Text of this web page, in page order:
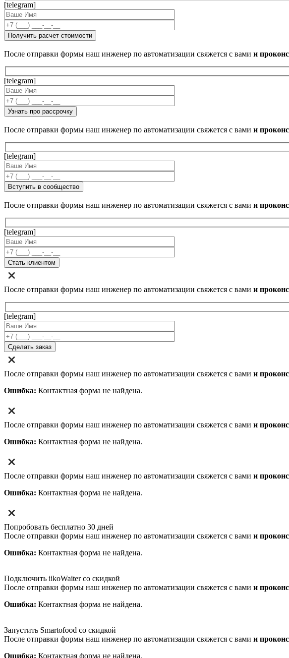
[telegram]
После отправки формы наш инженер по автоматизации свяжется с вами и
[telegram]
После отправки формы наш инженер по автоматизации свяжется с вами и
[telegram]
После отправки формы наш инженер по автоматизации свяжется с вами и
[telegram]
После отправки формы наш инженер по автоматизации свяжется с вами и
[telegram]
После отправки формы наш инженер по автоматизации свяжется с вами и
Ошибка: Контактная форма не найдена.
После отправки формы наш инженер по автоматизации свяжется с вами и
Ошибка: Контактная форма не найдена.
После отправки формы наш инженер по автоматизации свяжется с вами и
Ошибка: Контактная форма не найдена.
Попробовать бесплатно 30 дней
После отправки формы наш инженер по автоматизации свяжется с вами и
Ошибка: Контактная форма не найдена.
Подключить iikoWaiter со скидкой
После отправки формы наш инженер по автоматизации свяжется с вами и
Ошибка: Контактная форма не найдена.
Запустить Smartofood со скидкой
После отправки формы наш инженер по автоматизации свяжется с вами и
Ошибка: Контактная форма не найдена.